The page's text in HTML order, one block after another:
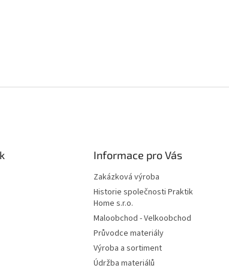
Informace pro Vás
Zakázková výroba
Historie společnosti Praktik
Home s.r.o.
Maloobchod - Velkoobchod
Průvodce materiály
Výroba a sortiment
Údržba materiálů